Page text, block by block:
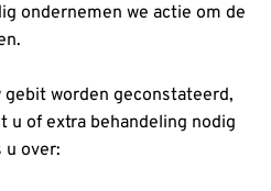
ondernemen we actie om de
worden geconstateerd,
u of extra behandeling nodig
u over: